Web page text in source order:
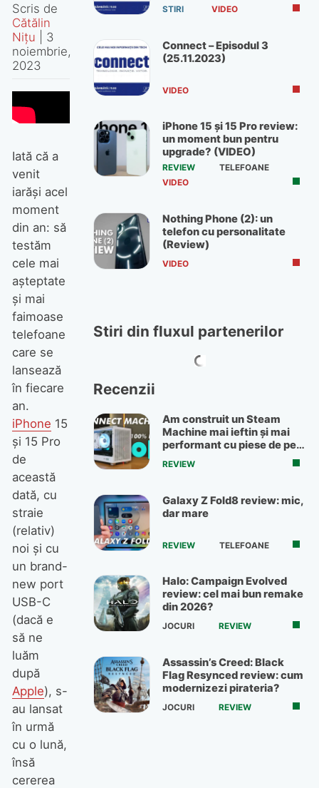
Scris de
Cătălin
Nițu
3
noiembrie,
2023
Iată că a
venit
iarăși acel
moment
din an: să
testăm
cele mai
așteptate
și mai
faimoase
telefoane
care se
lansează
în fiecare
an.
iPhone 15
și 15 Pro
de
această
dată, cu
straie
(relativ)
noi și cu
un brand-
new port
USB-C
(dacă e
să ne
luăm
după
Apple), s-
au lansat
în urmă
cu o lună,
însă
cererea
STIRI VIDEO
Connect – Episodul 3
(25.11.2023)
VIDEO
iPhone 15 și 15 Pro review:
un moment bun pentru
upgrade? (VIDEO)
REVIEW
TELEFOANE
VIDEO
Nothing Phone (2): un
telefon cu personalitate
(Review)
VIDEO
Stiri din fluxul partenerilor
Recenzii
Am construit un Steam
Machine mai ieftin și mai
performant cu piese de pe
OLX
REVIEW
Galaxy Z Fold8 review: mic,
dar mare
REVIEW TELEFOANE
Halo: Campaign Evolved
review: cel mai bun remake
din 2026?
JOCURI REVIEW
Assassin’s Creed: Black
Flag Resynced review: cum
modernizezi pirateria?
JOCURI REVIEW